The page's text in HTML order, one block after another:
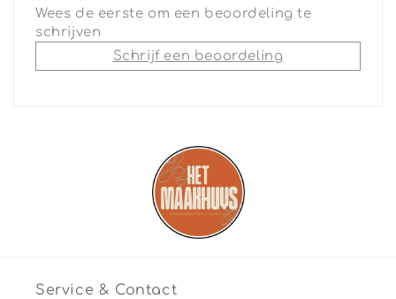
Wees de eerste om een beoordeling te
schrijven
Schrijf een beoordeling
Service & Contact